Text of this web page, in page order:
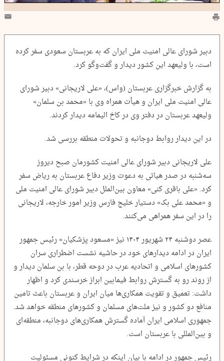
دبیر شورای عالی امنیت ملی ایران که به عربستان سعودی سفر کرده
است، با ولیعهد این کشور دیدار و گفت‌وگو کرد.
به گزارش خبرگزاری عربستان (واس)، «علی لاریجانی» دبیر شورای
عالی امنیت ملی ایران و هیأت همراه وی با «محمد بن سلمان»
ولیعهد عربستان در دفتر وی در کاخ الیمامه دیدار کردند.
در این دیدار روابط دوجانبه و تحولات منطقه بررسی شد.
علی لاریجانی دبیر شورای عالی امنیت کشورمان صبح دیروز
سه‌شنبه در صدر هیاتی به دعوت وزیر دفاع عربستان به ریاض سفر
کرد. «علی باقری کنی» معاون بین‌الملل دبیر شورای عالی امنیت ملی
و «محمد علی بک» دستیار خلیج فارس وزیر امور خارجه، لاریجانی
را در این سفر همراهی می‌کنند.
عصر دوشنبه ۲۴ شهریور ۱۴۰۴ نیز «مسعود پزشکیان» رئیس جمهور
ایران در ادامه دیدارهای خود در حاشیه نشست اضطراری سران
کشورهای اسلامی و اتحادیه عرب در دوحه قطر، با بن سلمان دیدار و
از روند رو به گسترش روابط فیمابین ابراز خرسندی کرد و اظهار
داشت: تعمیق و تقویت همکاری‌ها میان ایران و عربستان باعث تامین
منافع دو کشور و نیز ملت‌های مسلمان و کشورهای منطقه خواهد شد.
جمهوری اسلامی ایران آماده گسترش همکاری‌های دوجانبه، منطقه‌ای
و بین‌المللی با عربستان است.
رئیس جمهور در ادامه با بیان اینکه در شرایط کنونی مسئولیت